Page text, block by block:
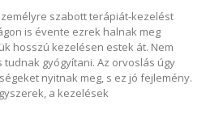
szabott terápiát-kezelést
is évente ezrek halnak meg
hosszú kezelésen estek át. Nem
gyógyítani. Az orvoslás úgy
nyitnak meg, s ez jó fejlemény.
a kezelések